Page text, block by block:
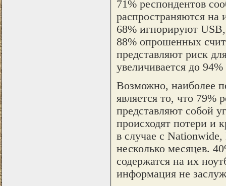
71% респондентов
распространяются на
68% игнорируют
88% опрошенных
представляют риск
увеличивается до
Возможно, наиболее
является то, что 79%
представляют собой
происходят потери и
в случае с
несколько месяцев.
содержатся на их
информация не